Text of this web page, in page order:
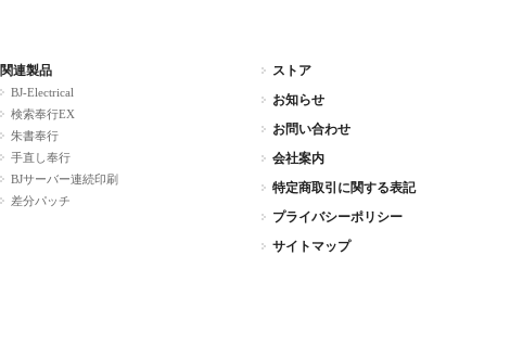
関連製品
BJ-Electrical
検索奉行EX
朱書奉行
手直し奉行
BJサーバー連続印刷
差分パッチ
ストア
お知らせ
お問い合わせ
会社案内
特定商取引に関する表記
プライバシーポリシー
サイトマップ